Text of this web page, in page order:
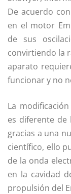
De acuerdo
en el motor
de sus
convirtiendo la
aparato
funcionar y no
La
es diferente de
gracias a una
científico, ello
de la onda
en la cavidad
propulsión del